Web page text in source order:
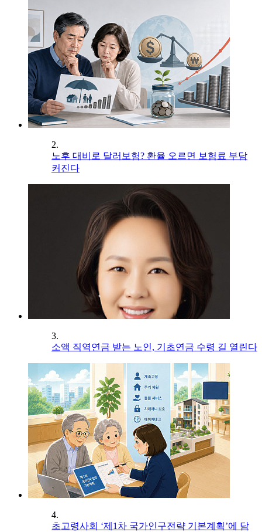
2.
노후 대비로 달러보험? 환율 오르면 보험료 부담
커진다
3.
소액 직역연금 받는 노인, 기초연금 수령 길 열린다
4.
초고령사회 ‘제1차 국가인구전략 기본계획’에 담